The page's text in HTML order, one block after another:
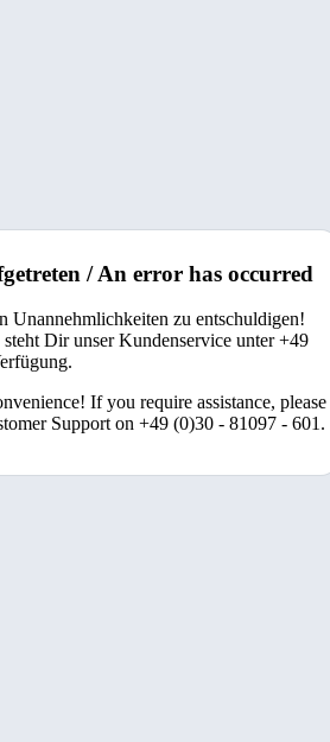
/ An error has occurred
Unannehmlichkeiten zu entschuldigen!
Dir unser Kundenservice unter +49
If you require assistance, please
Support on +49 (0)30 - 81097 - 601.